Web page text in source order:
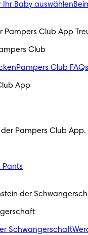
Ihr Baby auswählen
Pampers Club App
Club
Pampers Club FAQs
App
Pampers Club
Pants
der
Schwangerschaft